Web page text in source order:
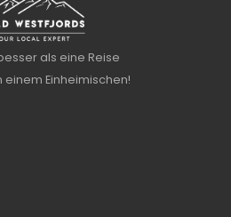
als eine Reise
einem Einheimischen!